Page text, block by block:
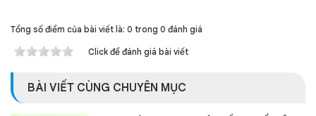
Tổng số điểm của bài viết là: 0 trong 0 đánh giá
Click để đánh giá bài viết
BÀI VIẾT CÙNG CHUYÊN MỤC